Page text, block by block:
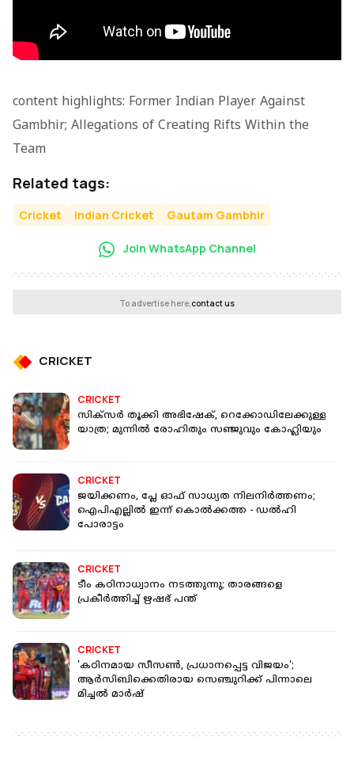
content highlights: Former Indian Player Against
Gambhir; Allegations of Creating Rifts Within the
Team
Related tags:
Cricket Indian Cricket Gautam Gambhir
Join WhatsApp Channel
To advertise here,contact us
CRICKET
CRICKET
സിക്‌സര്‍ തൂക്കി അഭിഷേക്, റെക്കോഡിലേക്കുള്ള
യാത്ര; മുന്നില്‍ രോഹിതും സഞ്ജുവും കോഹ്ലിയും
CRICKET
ജയിക്കണം, പ്ലേ ഓഫ് സാധ്യത നിലനിർത്തണം;
ഐപിഎല്ലിൽ ഇന്ന് കൊൽക്കത്ത - ഡൽഹി
പോരാട്ടം
CRICKET
ടീം കഠിനാധ്വാനം നടത്തുന്നു; താരങ്ങളെ
പ്രകീര്‍ത്തിച്ച് ഋഷഭ് പന്ത്
CRICKET
'കഠിനമായ സീസണ്‍, പ്രധാനപ്പെട്ട വിജയം';
ആര്‍സിബിക്കെതിരായ സെഞ്ചുറിക്ക് പിന്നാലെ
മിച്ചല്‍ മാര്‍ഷ്